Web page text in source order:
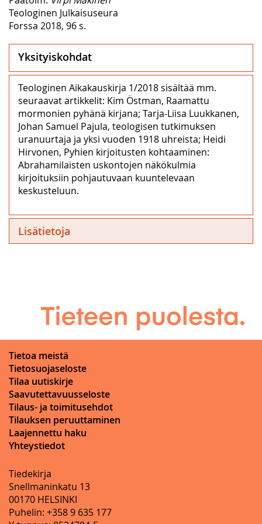
Teologinen Julkaisuseura
Forssa 2018, 96 s.
Yksityiskohdat
Teologinen Aikakauskirja 1/2018 sisältää mm.
seuraavat artikkelit: Kim Östman, Raamattu
mormonien pyhänä kirjana; Tarja-Liisa Luukkanen,
Johan Samuel Pajula, teologisen tutkimuksen
uranuurtaja ja yksi vuoden 1918 uhreista; Heidi
Hirvonen, Pyhien kirjoitusten kohtaaminen:
Abrahamilaisten uskontojen näkökulmia
kirjoituksiin pohjautuvaan kuuntelevaan
keskusteluun.
Lisätietoja
Tietoa meistä
Tietosuojaseloste
Tilaa uutiskirje
Saavutettavuusseloste
Tilaus- ja toimitusehdot
Tilauksen peruuttaminen
Laajennettu haku
Yhteystiedot
Tiedekirja
Snellmaninkatu 13
00170 HELSINKI
Puhelin: +358 9 635 177